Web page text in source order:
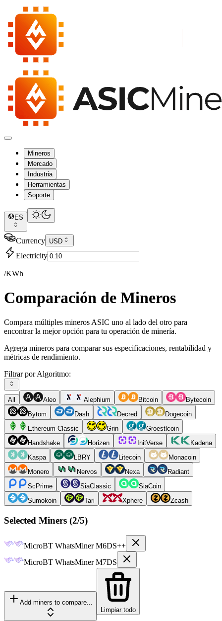
Mineros
Mercado
Industria
Herramientas
Soporte
ES
Currency USD
Electricity
/KWh
Comparación de Mineros
Compara múltiples mineros ASIC uno al lado del otro para
encontrar la mejor opción para tu operación de minería.
Agrega mineros para comparar sus especificaciones, rentabilidad y
métricas de rendimiento.
Filtrar por Algoritmo:
All Aleo Alephium Bitcoin
Bytecoin
Bytom
Dash Decred
Dogecoin
Ethereum Classic
Grin
Groestlcoin
Handshake
Horizen InitVerse
Kadena
Kaspa
LBRY Litecoin
Monacoin
Monero
Nervos Nexa
Radiant
ScPrime
SiaClassic
SiaCoin
Sumokoin
Tari Xphere Zcash
Selected Miners (2/5)
MicroBT WhatsMiner M6DS++
MicroBT WhatsMiner M7DS
Add miners to compare...
Limpiar todo